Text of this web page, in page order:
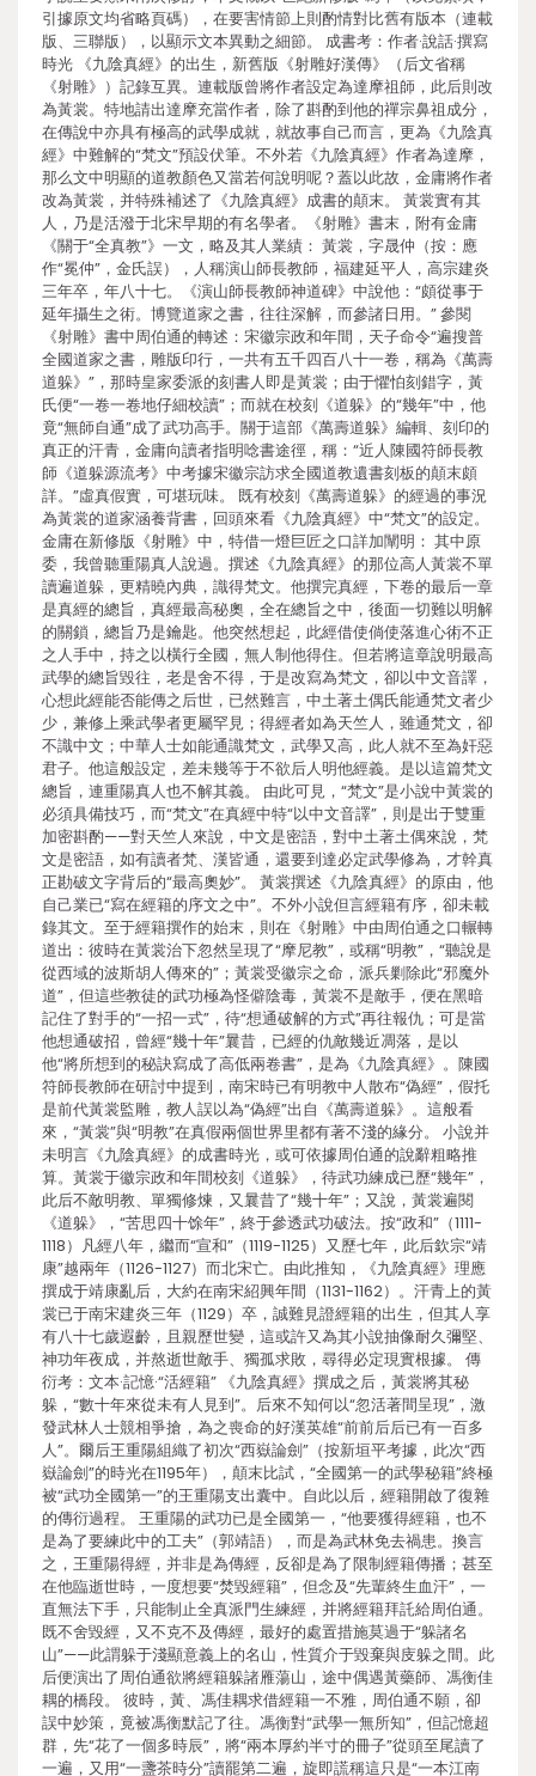
引據原文均省略頁碼），在要害情節上則酌情對比舊有版本（連載
版、三聯版），以顯示文本異動之細節。 成書考：作者·說話·撰寫
時光 《九陰真經》的出生，新舊版《射雕好漢傳》（后文省稱
《射雕》）記錄互異。連載版曾將作者設定為達摩祖師，此后則改
為黃裳。特地請出達摩充當作者，除了斟酌到他的禪宗鼻祖成分，
在傳說中亦具有極高的武學成就，就故事自己而言，更為《九陰真
經》中難解的“梵文”預設伏筆。不外若《九陰真經》作者為達摩，
那么文中明顯的道教顏色又當若何說明呢？蓋以此故，金庸將作者
改為黃裳，并特殊補述了《九陰真經》成書的顛末。 黃裳實有其
人，乃是活潑于北宋早期的有名學者。《射雕》書末，附有金庸
《關于“全真教”》一文，略及其人業績： 黃裳，字晟仲（按：應
作“冕仲”，金氏誤），人稱演山師長教師，福建延平人，高宗建炎
三年卒，年八十七。《演山師長教師神道碑》中說他：“頗從事于
延年攝生之術。博覽道家之書，往往深解，而參諸日用。” 參閱
《射雕》書中周伯通的轉述：宋徽宗政和年間，天子命令“遍搜普
全國道家之書，雕版印行，一共有五千四百八十一卷，稱為《萬壽
道躲》”，那時皇家委派的刻書人即是黃裳；由于懼怕刻錯字，黃
氏便“一卷一卷地仔細校讀”；而就在校刻《道躲》的“幾年”中，他
竟“無師自通”成了武功高手。關于這部《萬壽道躲》編輯、刻印的
真正的汗青，金庸向讀者指明唸書途徑，稱：“近人陳國符師長教
師《道躲源流考》中考據宋徽宗訪求全國道教遺書刻板的顛末頗
詳。”虛真假實，可堪玩味。 既有校刻《萬壽道躲》的經過的事況
為黃裳的道家涵養背書，回頭來看《九陰真經》中“梵文”的設定。
金庸在新修版《射雕》中，特借一燈巨匠之口詳加闡明： 其中原
委，我曾聽重陽真人說過。撰述《九陰真經》的那位高人黃裳不單
讀遍道躲，更精曉內典，識得梵文。他撰完真經，下卷的最后一章
是真經的總旨，真經最高秘奧，全在總旨之中，後面一切難以明解
的關鎖，總旨乃是鑰匙。他突然想起，此經借使倘使落進心術不正
之人手中，持之以橫行全國，無人制他得住。但若將這章說明最高
武學的總旨毀往，老是舍不得，于是改寫為梵文，卻以中文音譯，
心想此經能否能傳之后世，已然難言，中土著土偶氏能通梵文者少
少，兼修上乘武學者更屬罕見；得經者如為天竺人，雖通梵文，卻
不識中文；中華人士如能通識梵文，武學又高，此人就不至為奸惡
君子。他這般設定，差未幾等于不欲后人明他經義。是以這篇梵文
總旨，連重陽真人也不解其義。 由此可見，“梵文”是小說中黃裳的
必須具備技巧，而“梵文”在真經中特“以中文音譯”，則是出于雙重
加密斟酌——對天竺人來說，中文是密語，對中土著土偶來說，梵
文是密語，如有讀者梵、漢皆通，還要到達必定武學修為，才幹真
正勘破文字背后的“最高奧妙”。 黃裳撰述《九陰真經》的原由，他
自己業已“寫在經籍的序文之中”。不外小說但言經籍有序，卻未載
錄其文。至于經籍撰作的始末，則在《射雕》中由周伯通之口輾轉
道出：彼時在黃裳治下忽然呈現了“摩尼教”，或稱“明教”，“聽說是
從西域的波斯胡人傳來的”；黃裳受徽宗之命，派兵剿除此“邪魔外
道”，但這些教徒的武功極為怪僻陰毒，黃裳不是敵手，便在黑暗
記住了對手的“一招一式”，待“想通破解的方式”再往報仇；可是當
他想通破招，曾經“幾十年”曩昔，已經的仇敵幾近凋落，是以
他“將所想到的秘訣寫成了高低兩卷書”，是為《九陰真經》。陳國
符師長教師在研討中提到，南宋時已有明教中人散布“偽經”，假托
是前代黃裳監雕，教人誤以為“偽經”出自《萬壽道躲》。這般看
來，“黃裳”與“明教”在真假兩個世界里都有著不淺的緣分。 小說并
未明言《九陰真經》的成書時光，或可依據周伯通的說辭粗略推
算。黃裳于徽宗政和年間校刻《道躲》，待武功練成已歷“幾年”，
此后不敵明教、單獨修煉，又曩昔了“幾十年”；又說，黃裳遍閱
《道躲》，“苦思四十馀年”，終于參透武功破法。按“政和”（1111-
1118）凡經八年，繼而“宣和”（1119-1125）又歷七年，此后欽宗“靖
康”越兩年（1126-1127）而北宋亡。由此推知，《九陰真經》理應
撰成于靖康亂后，大約在南宋紹興年間（1131-1162）。汗青上的黃
裳已于南宋建炎三年（1129）卒，誠難見證經籍的出生，但其人享
有八十七歲遐齡，且親歷世變，這或許又為其小說抽像耐久彌堅、
神功年夜成，并熬逝世敵手、獨孤求敗，尋得必定現實根據。 傳
衍考：文本·記憶·“活經籍” 《九陰真經》撰成之后，黃裳將其秘
躲，“數十年來從未有人見到”。后來不知何以“忽活著間呈現”，激
發武林人士競相爭搶，為之喪命的好漢英雄“前前后后已有一百多
人”。爾后王重陽組織了初次“西嶽論劍”（按新垣平考據，此次“西
嶽論劍”的時光在1195年），顛末比試，“全國第一的武學秘籍”終極
被“武功全國第一”的王重陽支出囊中。自此以后，經籍開啟了復雜
的傳衍過程。 王重陽的武功已是全國第一，“他要獲得經籍，也不
是為了要練此中的工夫”（郭靖語），而是為武林免去禍患。換言
之，王重陽得經，并非是為傳經，反卻是為了限制經籍傳播；甚至
在他臨逝世時，一度想要“焚毀經籍”，但念及“先輩終生血汗”，一
直無法下手，只能制止全真派門生練經，并將經籍拜託給周伯通。
既不舍毀經，又不克不及傳經，最好的處置措施莫過于“躲諸名
山”——此謂躲于淺顯意義上的名山，性質介于毀棄與庋躲之間。此
后便演出了周伯通欲將經籍躲諸雁蕩山，途中偶遇黃藥師、馮衡佳
耦的橋段。 彼時，黃、馮佳耦求借經籍一不雅，周伯通不願，卻
誤中妙策，竟被馮衡默記了往。馮衡對“武學一無所知”，但記憶超
群，先“花了一個多時辰”，將“兩本厚約半寸的冊子”從頭至尾讀了
一遍，又用“一盞茶時分”讀罷第二遍，旋即謊稱這只是“一本江南